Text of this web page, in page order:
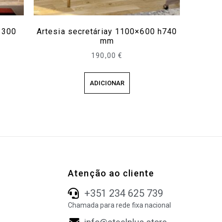
Artesia secretáriay 1100×600 h740
mm
190,00 €
ADICIONAR
Atenção ao cliente
+351 234 625 739
Chamada para rede fixa nacional